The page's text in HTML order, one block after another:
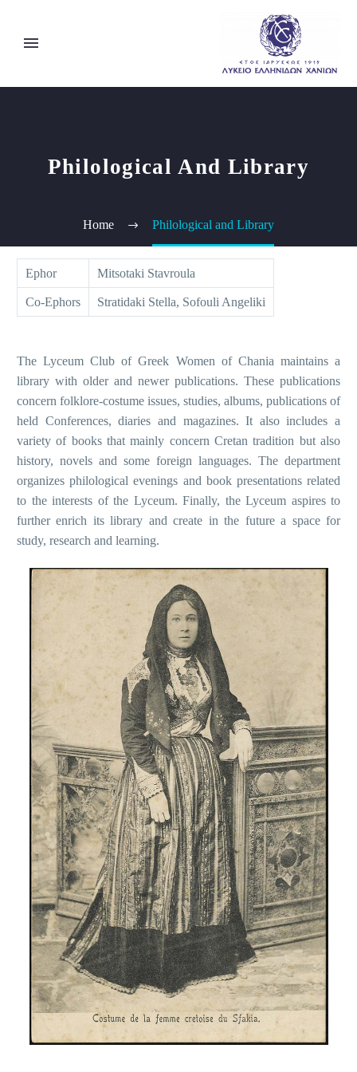
Philological And Library
Home Philological and Library
Ephor Mitsotaki Stavroula
Co-Ephors Stratidaki Stella, Sofouli Angeliki
The Lyceum Club of Greek Women of Chania maintains a
library with older and newer publications. These publications
concern folklore-costume issues, studies, albums, publications of
held Conferences, diaries and magazines. It also includes a
variety of books that mainly concern Cretan tradition but also
history, novels and some foreign languages. The department
organizes philological evenings and book presentations related
to the interests of the Lyceum. Finally, the Lyceum aspires to
further enrich its library and create in the future a space for
study, research and learning.